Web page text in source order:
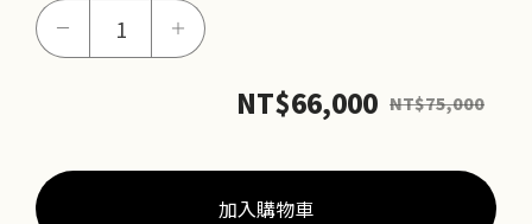
－
戒
＋
NT$66,000 NT$75,000
加入購物車